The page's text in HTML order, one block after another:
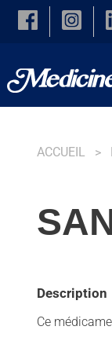
Skip to main content
ACCUEIL
Description
Ce